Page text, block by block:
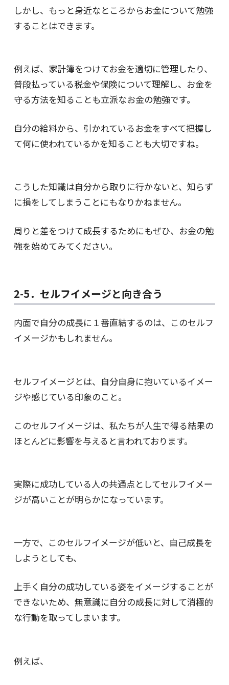
しかし、もっと身近なところからお金について勉強
することはできます。
例えば、家計簿をつけてお金を適切に管理したり、
普段払っている税金や保険について理解し、お金を
守る方法を知ることも立派なお金の勉強です。
自分の給料から、引かれているお金をすべて把握し
て何に使われているかを知ることも大切ですね。
こうした知識は自分から取りに行かないと、知らず
に損をしてしまうことにもなりかねません。
周りと差をつけて成長するためにもぜひ、お金の勉
強を始めてみてください。
2-5．セルフイメージと向き合う
内面で自分の成長に１番直結するのは、このセルフ
イメージかもしれません。
セルフイメージとは、自分自身に抱いているイメー
ジや感じている印象のこと。
このセルフイメージは、私たちが人生で得る結果の
ほとんどに影響を与えると言われております。
実際に成功している人の共通点としてセルフイメー
ジが高いことが明らかになっています。
一方で、このセルフイメージが低いと、自己成長を
しようとしても、
上手く自分の成功している姿をイメージすることが
できないため、無意識に自分の成長に対して消極的
な行動を取ってしまいます。
例えば、